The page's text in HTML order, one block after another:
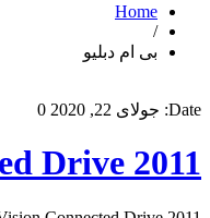
Home
/
بی ام دبلیو
Date: جولای 22, 2020 0
Drive 2011